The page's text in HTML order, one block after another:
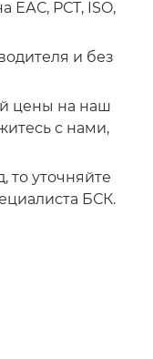
ЕАС, РСТ, ISO,
и без
цены на наш
с нами,
то уточняйте
БСК.